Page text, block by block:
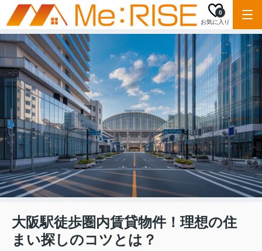
お気に入り
0
大阪駅徒歩圏内賃貸物件！理想の住
まい探しのコツとは？